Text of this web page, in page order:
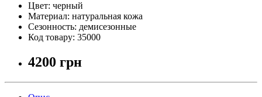
Цвет: черный
Материал: натуральная кожа
Сезонность: демисезонные
Код товару: 35000
4200 грн